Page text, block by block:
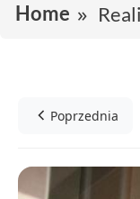
Home
Poprzednia